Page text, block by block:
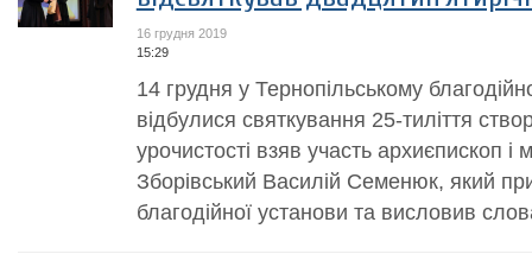
16 грудня 2019
15:29
14 грудня у Тернопільському
відбулися святкування 25-тиліття
урочистості взяв участь архиєпископ і
Зборівський Василій Семенюк, який
благодійної установи та висловив